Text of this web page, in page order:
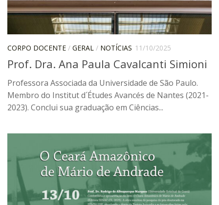
Exame de Qualificação
Depósito da Dissertação
Dissertação Corrigida
Orientadores / Credenciamentos
Credenciamento / Recredenciamento de Orientador
Notícias da Pós
Aluno Especial
Dissertações Defendidas
Disciplinas de Pós-Graduação
1° semestre
CORPO DOCENTE / GERAL / NOTÍCIAS 11/10/2025
Prof. Dra. Ana Paula Cavalcanti Simioni
Professora Associada da Universidade de São Paulo.
Membro do Institut d´Études Avancés de Nantes (2021-
2023). Conclui sua graduação em Ciências...